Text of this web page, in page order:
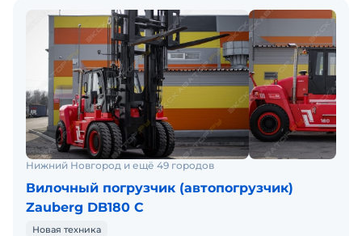
Нижний Новгород и ещё 49 городов
Вилочный погрузчик (автопогрузчик)
Zauberg DB180 C
Новая техника